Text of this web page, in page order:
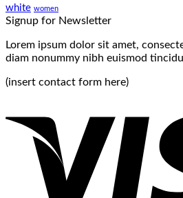
white women
Signup for Newsletter
Lorem ipsum dolor sit amet,
diam nonummy nibh euismod
(insert contact form here)